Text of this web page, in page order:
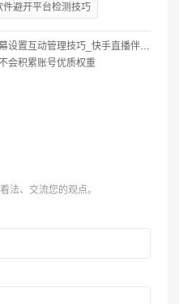
避开平台检测技巧
# 上一篇：快手直播伴侣开播公告弹幕设置互动管理技巧_快手直播伴侣怎么显示弹幕
会积累账号优质权重
法、交流您的观点。